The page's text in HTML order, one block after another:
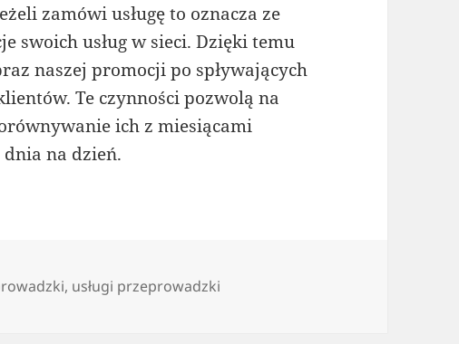
zamówi usługę to oznacza ze
swoich usług w sieci. Dzięki temu
naszej promocji po spływających
Te czynności pozwolą na
ich z miesiącami
na dzień.
, usługi przeprowadzki